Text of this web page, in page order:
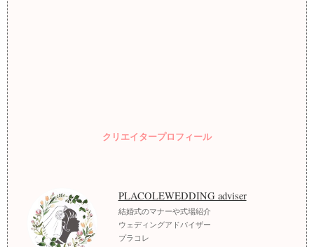
クリエイタープロフィール
PLACOLEWEDDING adviser
結婚式のマナーや式場紹介
ウェディングアドバイザー
プラコレ